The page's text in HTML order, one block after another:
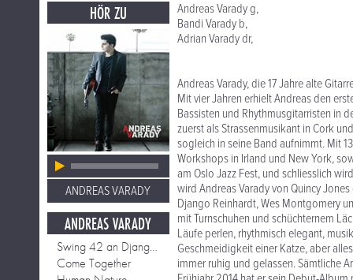
HÖR ZU
ANDREAS VARADY
ANDREAS VARADY
Swing 42 an Django Reinhardt
Come Together
Andreas Varady g,
Bandi Varady b,
Adrian Varady dr,
Andreas Varady, die 17 Jahre alte
Mit vier Jahren erhielt Andreas den
Bassisten und Rhythmusgitarristen in
zuerst als Strassenmusikant in Cork
sogleich in seine Band aufnimmt. Mit
Workshops in Irland und New York,
am Oslo Jazz Fest, und schliesslich
wird Andreas Varady von Quincy
Django Reinhardt, Wes Montgomery
mit Turnschuhen und schüchternem
Läufe perlen, rhythmisch elegant,
Geschmeidigkeit einer Katze, aber
immer ruhig und gelassen. Sämtliche